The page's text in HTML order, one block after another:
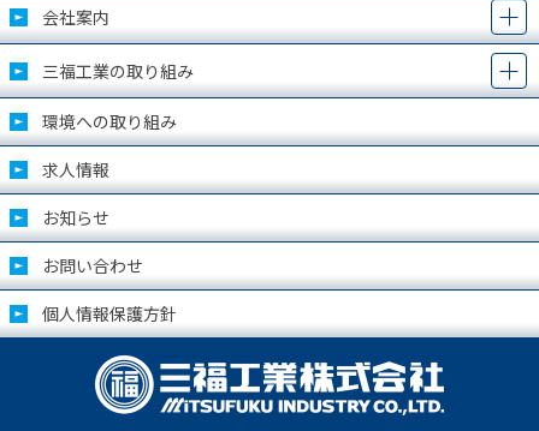
会社案内
三福工業の取り組み
環境への取り組み
求人情報
お知らせ
お問い合わせ
個人情報保護方針